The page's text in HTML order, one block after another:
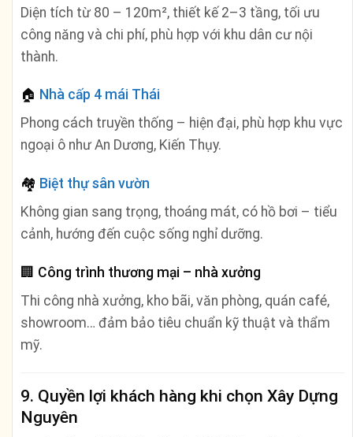
Diện tích từ 80 – 120m², thiết kế 2–3 tầng, tối ưu
công năng và chi phí, phù hợp với khu dân cư nội
thành.
🏠 Nhà cấp 4 mái Thái
Phong cách truyền thống – hiện đại, phù hợp khu vực
ngoại ô như An Dương, Kiến Thụy.
🏘️ Biệt thự sân vườn
Không gian sang trọng, thoáng mát, có hồ bơi – tiểu
cảnh, hướng đến cuộc sống nghỉ dưỡng.
🏢 Công trình thương mại – nhà xưởng
Thi công nhà xưởng, kho bãi, văn phòng, quán café,
showroom… đảm bảo tiêu chuẩn kỹ thuật và thẩm
mỹ.
9. Quyền lợi khách hàng khi chọn Xây Dựng
Nguyên